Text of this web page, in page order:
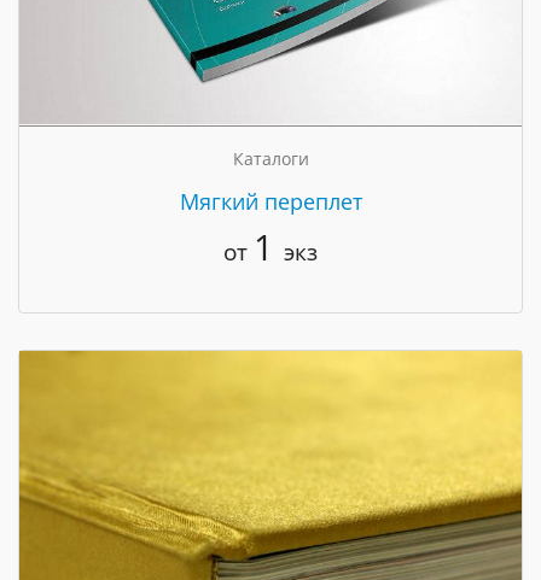
Каталоги
Мягкий переплет
от 1 экз